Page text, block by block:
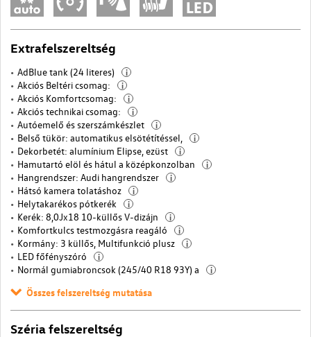
Extrafelszereltség
AdBlue tank (24 literes) i
Akciós Beltéri csomag: i
Akciós Komfortcsomag: i
Akciós technikai csomag: i
Autóemelő és szerszámkészlet i
Belső tükör: automatikus elsötétítéssel, i
Dekorbetét: alumínium Elipse, ezüst i
Hamutartó elöl és hátul a középkonzolban i
Hangrendszer: Audi hangrendszer i
Hátsó kamera tolatáshoz i
Helytakarékos pótkerék i
Kerék: 8,0Jx18 10-küllős V-dizájn i
Komfortkulcs testmozgásra reagáló i
Kormány: 3 küllős, Multifunkció plusz i
LED főfényszóró i
Normál gumiabroncsok (245/40 R18 93Y) a i
Összes felszereltség mutatása
Széria felszereltség